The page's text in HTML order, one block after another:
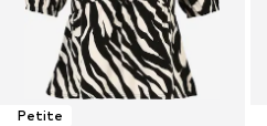
Petite